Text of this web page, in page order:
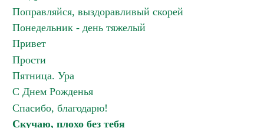
Поправляйся, выздоравливый скорей
Понедельник - день тяжелый
Привет
Прости
Пятница. Ура
С Днем Рожденья
Спасибо, благодарю!
Скучаю, плохо без тебя